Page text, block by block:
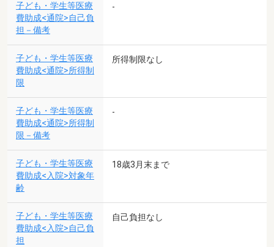
子ども・学生等医療
費助成<通院>自己負
担－備考
-
子ども・学生等医療
費助成<通院>所得制
限
所得制限なし
子ども・学生等医療
費助成<通院>所得制
限－備考
-
子ども・学生等医療
費助成<入院>対象年
齢
18歳3月末まで
子ども・学生等医療
費助成<入院>自己負
担
自己負担なし